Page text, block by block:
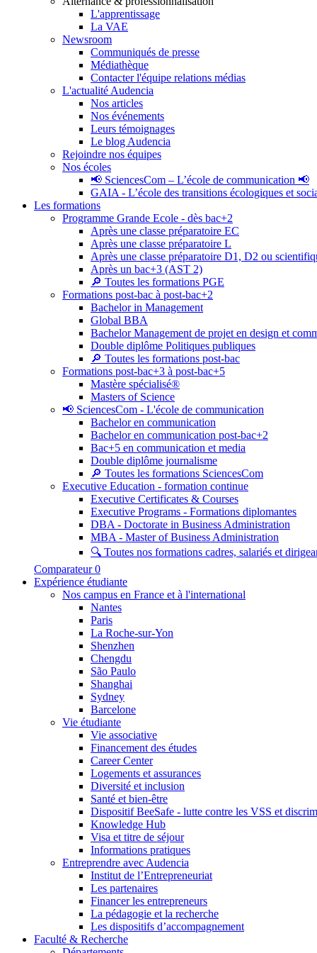
L'apprentissage
La VAE
Newsroom
Communiqués de presse
Médiathèque
Contacter l'équipe relations médias
L'actualité Audencia
Nos articles
Nos événements
Leurs témoignages
Le blog Audencia
Rejoindre nos équipes
Nos écoles
📢 SciencesCom – L’école de communication 📢
GAIA - L’école des transitions écologiques et
Les formations
Programme Grande Ecole - dès bac+2
Après une classe préparatoire EC
Après une classe préparatoire L
Après une classe préparatoire D1, D2 ou
Après un bac+3 (AST 2)
🔎 Toutes les formations PGE
Formations post-bac à post-bac+2
Bachelor in Management
Global BBA
Bachelor Management de projet en design et
Double diplôme Politiques publiques
🔎 Toutes les formations post-bac
Formations post-bac+3 à post-bac+5
Mastère spécialisé®
Masters of Science
📢 SciencesCom - L'école de communication
Bachelor en communication
Bachelor en communication post-bac+2
Bac+5 en communication et media
Double diplôme journalisme
🔎 Toutes les formations SciencesCom
Executive Education - formation continue
Executive Certificates & Courses
Executive Programs - Formations diplomantes
DBA - Doctorate in Business Administration
MBA - Master of Business Administration
🔍 Toutes nos formations cadres, salariés et
Comparateur 0
Expérience étudiante
Nos campus en France et à l'international
Nantes
Paris
La Roche-sur-Yon
Shenzhen
Chengdu
São Paulo
Shanghai
Sydney
Barcelone
Vie étudiante
Vie associative
Financement des études
Career Center
Logements et assurances
Diversité et inclusion
Santé et bien-être
Dispositif BeeSafe - lutte contre les VSS et
Knowledge Hub
Visa et titre de séjour
Informations pratiques
Entreprendre avec Audencia
Institut de l’Entrepreneuriat
Les partenaires
Financer les entrepreneurs
La pédagogie et la recherche
Les dispositifs d’accompagnement
Faculté & Recherche